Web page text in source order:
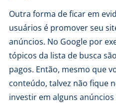
Outra forma de ficar em
usuários é promover seu
anúncios. No Google por
tópicos da lista de busca
pagos. Então, mesmo que
conteúdo, talvez não fique
investir em alguns anúncios